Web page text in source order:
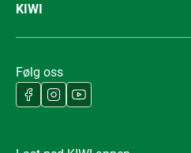
KIWI
Følg oss